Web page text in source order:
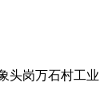
头岗万石村工业